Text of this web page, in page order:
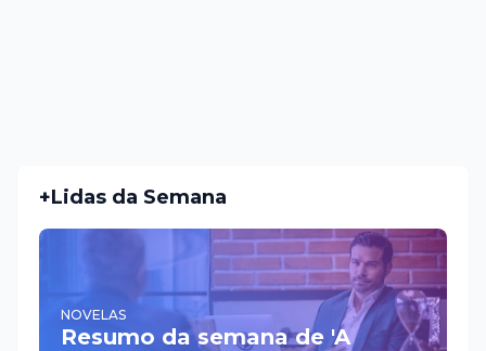
+Lidas da Semana
NOVELAS
Resumo da semana de 'A